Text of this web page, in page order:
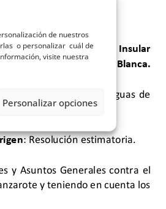
de nuestros
o personalizar cuál de
visite nuestra
Personalizar opciones